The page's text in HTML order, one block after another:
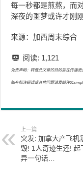
每一秒都是煎熬，而
深夜的噩梦或许才刚
来源：加西周末综合
阅读: 1,121
免责声明：转载此文章的目的旨在传播
如有标注错误或其他问题请发邮件
上一篇
突发: 加拿大产飞机
毁! 1人奇迹生还! 起
异一句话…